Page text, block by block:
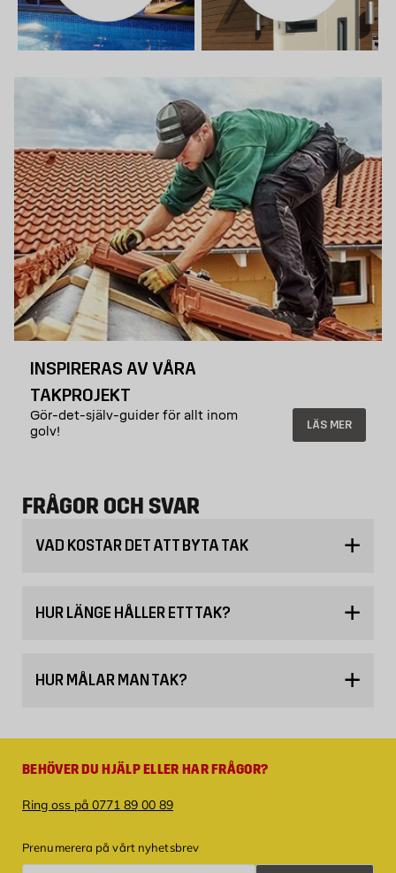
INSPIRERAS AV VÅRA
TAKPROJEKT
Gör-det-själv-guider för allt inom
golv!
LÄS MER
FRÅGOR OCH SVAR
VAD KOSTAR DET ATT BYTA TAK
HUR LÄNGE HÅLLER ETT TAK?
HUR MÅLAR MAN TAK?
BEHÖVER DU HJÄLP ELLER HAR FRÅGOR?
Ring oss på 0771 89 00 89
Prenumerera på vårt nyhetsbrev